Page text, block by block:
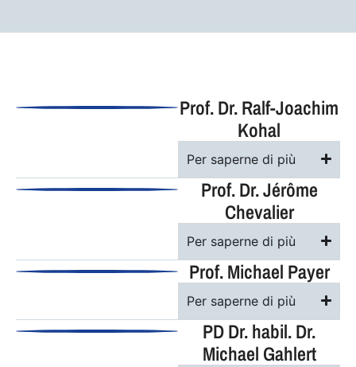
Prof. Dr. Ralf-Joachim
Kohal
Per saperne di più
Prof. Dr. Jérôme
Chevalier
Per saperne di più
Prof. Michael Payer
Per saperne di più
PD Dr. habil. Dr.
Michael Gahlert